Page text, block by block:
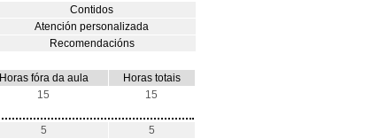
Contidos
Atención personalizada
Recomendacións
Horas fóra da aula
Horas totais
15 15
5
5